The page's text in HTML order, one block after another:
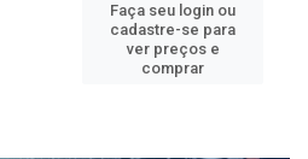
Faça seu login ou
cadastre-se para
ver preços e
comprar